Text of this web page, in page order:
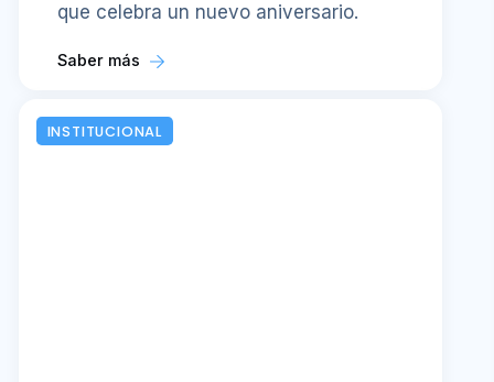
que celebra un nuevo aniversario.
Saber más
INSTITUCIONAL